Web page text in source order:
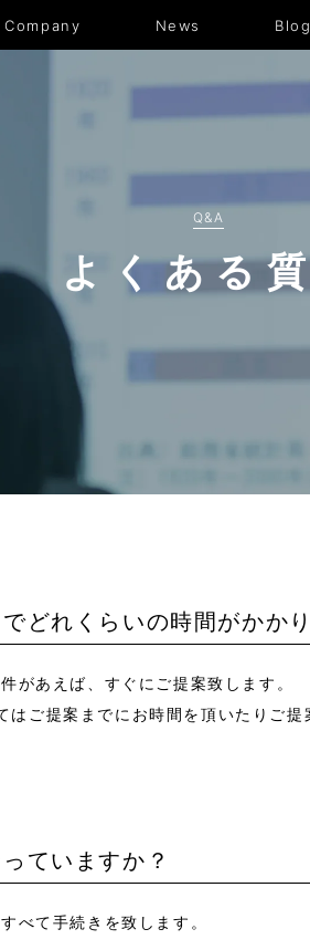
Company News Blog
Q&A
よくある
どれくらいの時間がかか
があえば、すぐにご提案致します。
はご提案までにお時間を頂いたりご
ていますか？
べて手続きを致します。